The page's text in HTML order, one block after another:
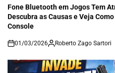
IN
Fone Bluetooth em Jogos Tem
Descubra as Causas e Veja
Console
on
01/03/2026 Roberto Zago Sartori